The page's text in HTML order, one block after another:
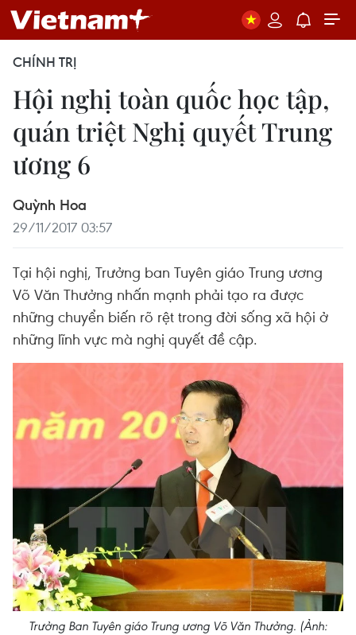
CHÍNH TRỊ
Hội nghị toàn quốc học tập,
quán triệt Nghị quyết Trung
ương 6
Quỳnh Hoa
29/11/2017 03:57
Tại hội nghị, Trưởng ban Tuyên giáo Trung ương
Võ Văn Thưởng nhấn mạnh phải tạo ra được
những chuyển biến rõ rệt trong đời sống xã hội ở
những lĩnh vực mà nghị quyết đề cập.
Trưởng Ban Tuyên giáo Trung ương Võ Văn Thưởng. (Ảnh: